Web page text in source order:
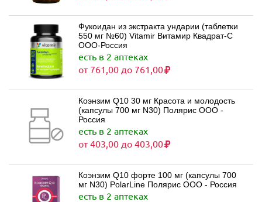
Фукоидан из экстракта ундарии (таблетки
550 мг №60) Vitamir Витамир Квадрат-С
ООО-Россия
есть в 2 аптеках
от 761,00 до 761,00
Коэнзим Q10 30 мг Красота и молодость
(капсулы 700 мг N30) Полярис ООО -
Россия
есть в 2 аптеках
от 403,00 до 403,00
Коэнзим Q10 форте 100 мг (капсулы 700
мг N30) PolarLine Полярис ООО - Россия
есть в 2 аптеках